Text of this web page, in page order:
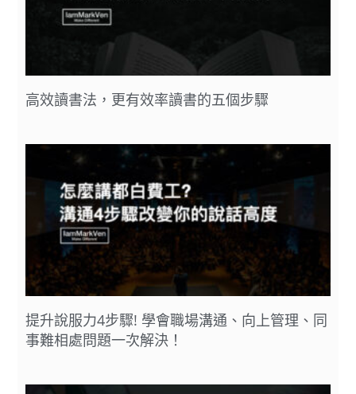
高效讀書法，更有效率讀書的五個步驟
提升說服力4步驟! 學會職場溝通、向上管理、同
事難相處問題一次解決！